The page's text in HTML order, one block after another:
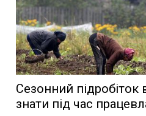
Сезонний
знати під час